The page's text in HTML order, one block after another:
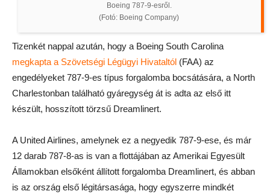
Boeing 787-9-esről.
(Fotó: Boeing Company)
Tizenkét nappal azután, hogy a Boeing South Carolina
megkapta a Szövetségi Légügyi Hivataltól (FAA) az
engedélyeket 787-9-es típus forgalomba bocsátására, a North
Charlestonban található gyáregység át is adta az első itt
készült, hosszított törzsű Dreamlinert.
A United Airlines, amelynek ez a negyedik 787-9-ese, és már
12 darab 787-8-as is van a flottájában az Amerikai Egyesült
Államokban elsőként állított forgalomba Dreamlinert, és abban
is az ország első légitársasága, hogy egyszerre mindkét